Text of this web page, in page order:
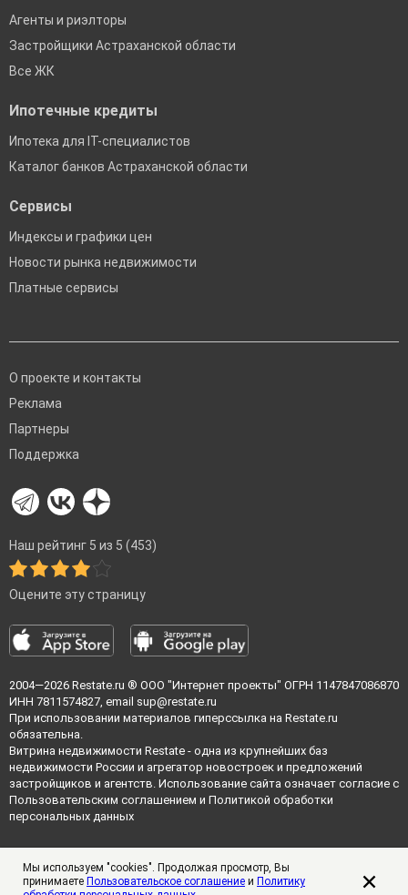
Агенты и риэлторы
Застройщики Астраханской области
Все ЖК
Ипотечные кредиты
Ипотека для IT-специалистов
Каталог банков Астраханской области
Сервисы
Индексы и графики цен
Новости рынка недвижимости
Платные сервисы
О проекте и контакты
Реклама
Партнеры
Поддержка
Наш рейтинг 5 из 5 (453)
Оцените эту страницу
2004—2026 Restate.ru ® ООО "Интернет проекты" ОГРН 1147847086870
ИНН 7811574827, email sup@restate.ru
При использовании материалов гиперссылка на Restate.ru
обязательна.
Витрина недвижимости Restate - одна из крупнейших баз
недвижимости России и агрегатор новостроек и предложений
застройщиков и агентств. Использование сайта означает согласие с
Пользовательским соглашением и Политикой обработки
персональных данных
Мы используем "cookies". Продолжая просмотр, Вы
принимаете Пользовательское соглашение и Политику